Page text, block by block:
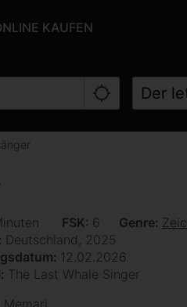
KAUFEN
FSK 6 Genre
Deutschland, 2025
12.02.2026
The Last Whale Singer
Memari